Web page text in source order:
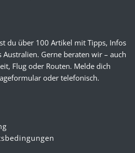
du über 100 Artikel mit Tipps, Infos
Australien. Gerne beraten wir – auch
Flug oder Routen. Melde dich
oder telefonisch.